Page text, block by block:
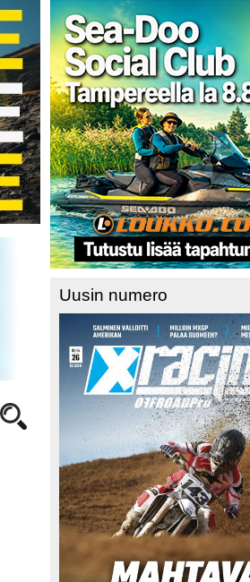
Uusin numero